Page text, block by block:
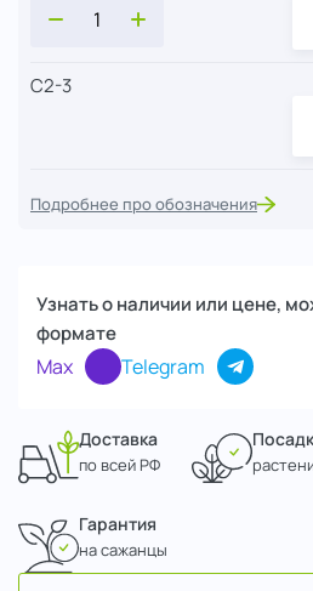
С2-3
Подробнее про обозначения
Узнать о наличии или цене,
формате
Max Telegram
Доставка
по всей РФ
Гарантия
на сажанцы